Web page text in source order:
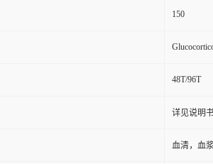
150
48T/96T
详见说明
血清，血